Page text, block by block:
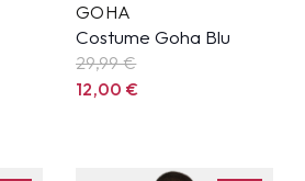
GOHA
Costume Goha Blu
29,99€
12,00€